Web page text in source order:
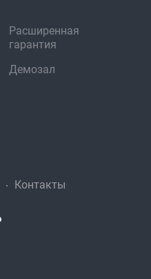
Расширенная
гарантия
Демозал
Контакты